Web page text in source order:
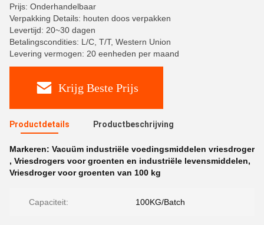
Prijs: Onderhandelbaar
Verpakking Details: houten doos verpakken
Levertijd: 20~30 dagen
Betalingscondities: L/C, T/T, Western Union
Levering vermogen: 20 eenheden per maand
Krijg Beste Prijs
Productdetails Productbeschrijving
Markeren: Vacuüm industriële voedingsmiddelen vriesdroger
, Vriesdrogers voor groenten en industriële levensmiddelen,
Vriesdroger voor groenten van 100 kg
Capaciteit: 100KG/Batch